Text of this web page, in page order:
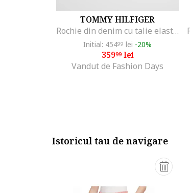
TOMMY HILFIGER
Rochie din denim cu talie elastica, Albastru melange
Initial: 45499 lei -20%
35999lei
Vandut de Fashion Days
Istoricul tau de navigare